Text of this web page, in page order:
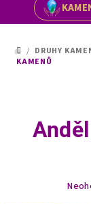
DOMŮ
/ DRUHY
KAMENŮ